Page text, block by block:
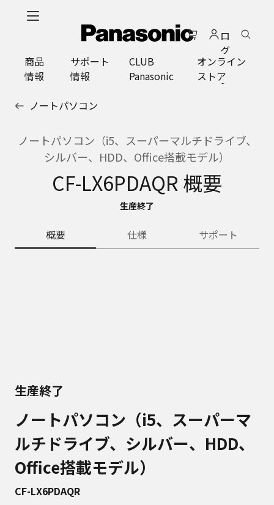
ロ
グ
イ
ン
商品
情報
サポート
情報
CLUB
Panasonic
オンライン
ストア
ノートパソコン
ノートパソコン（i5、スーパーマルチドライブ、
シルバー、HDD、Office搭載モデル）
CF-LX6PDAQR 概要
生産終了
概要 仕様 サポート
生産終了
ノートパソコン（i5、スーパーマ
ルチドライブ、シルバー、HDD、
Office搭載モデル）
CF-LX6PDAQR